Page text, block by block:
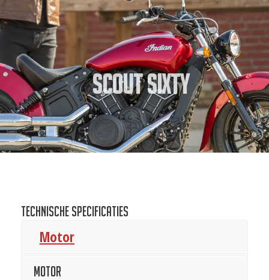
Scout Sixty
Technische specificaties
Motor
Motor